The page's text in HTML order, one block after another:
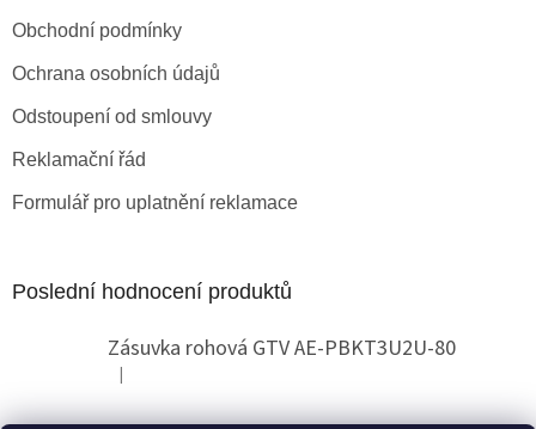
Obchodní podmínky
Ochrana osobních údajů
Odstoupení od smlouvy
Reklamační řád
Formulář pro uplatnění reklamace
Poslední hodnocení produktů
Zásuvka rohová GTV AE-PBKT3U2U-80
Hodnocení produktu je 2 z 5 hvězdiček.
|